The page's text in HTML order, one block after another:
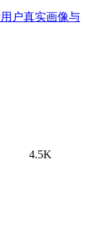
户真实画像与
4.5K